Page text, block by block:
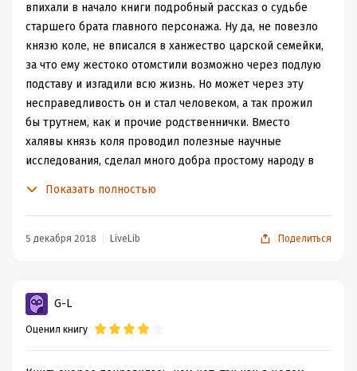
впихали в начало книги подробный рассказ о судьбе
старшего брата главного персонажа. Ну да, не повезло
князю коле, не вписался в ханжество царской семейки,
за что ему жестоко отомстили возможно через подлую
подставу и изгадили всю жизнь. Но может через эту
несправедливость он и стал человеком, а так прожил
бы трутнем, как и прочие родственнички. Вместо
халявы князь коля проводил полезные научные
исследования, сделал много добра простому народу в
брате, ставшем наследником фамилии после того, как
ходок по дамам. Вообще, тогда очень чревато было
отсылать мальчика на флот. У шведов тоже был принц-
моряк с интересными пристрастиями, через что
Показать полностью
5 декабря 2018 LiveLib Поделиться
G-L
Оценил книгу